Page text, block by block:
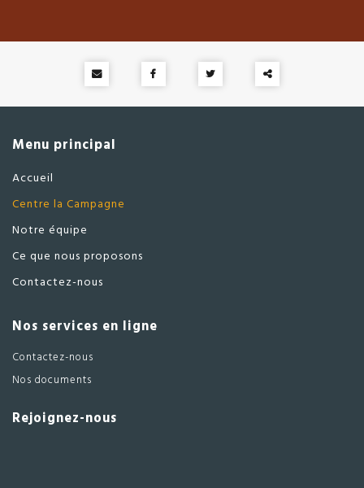
Menu principal
Accueil
Centre la Campagne
Notre équipe
Ce que nous proposons
Contactez-nous
Nos services en ligne
Contactez-nous
Nos documents
Rejoignez-nous